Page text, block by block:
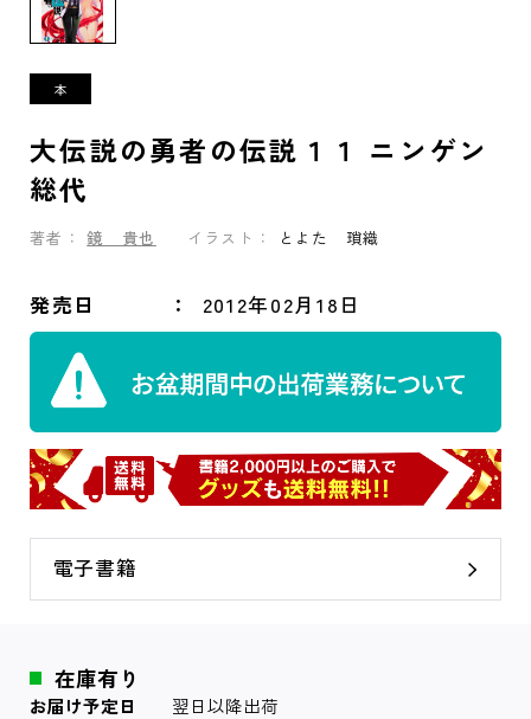
大伝説の勇者の伝説１１ ニンゲン
総代
著者： 鏡 貴也 イラスト： とよた 瑣織
発売日 2012年02月18日
電子書籍
在庫有り
お届け予定日 翌日以降出荷